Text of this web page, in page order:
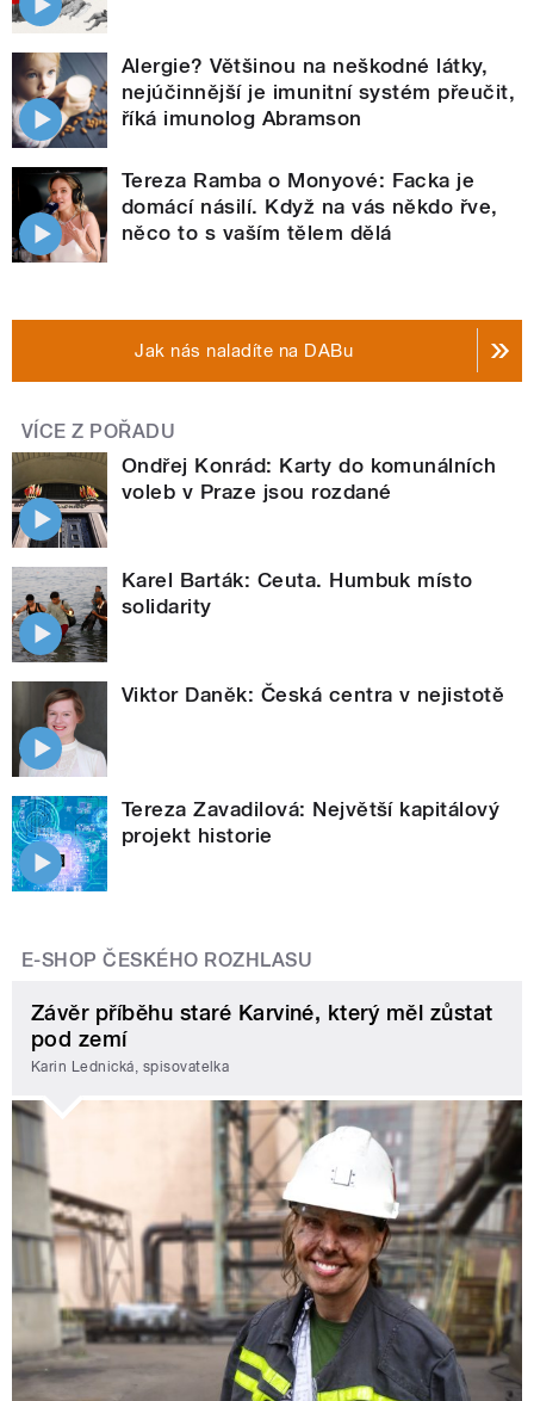
Alergie? Většinou na neškodné látky,
nejúčinnější je imunitní systém přeučit,
říká imunolog Abramson
Tereza Ramba o Monyové: Facka je
domácí násilí. Když na vás někdo řve,
něco to s vaším tělem dělá
Jak nás naladíte na DABu
VÍCE Z POŘADU
Ondřej Konrád: Karty do komunálních
voleb v Praze jsou rozdané
Karel Barták: Ceuta. Humbuk místo
solidarity
Viktor Daněk: Česká centra v nejistotě
Tereza Zavadilová: Největší kapitálový
projekt historie
E-SHOP ČESKÉHO ROZHLASU
Závěr příběhu staré Karviné, který měl zůstat
pod zemí
Karin Lednická, spisovatelka